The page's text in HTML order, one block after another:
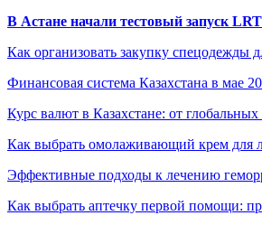
В Астане начали тестовый запуск
Как организовать закупку спецодежды
Финансовая система Казахстана в мае
Курс валют в Казахстане: от
Как выбрать омолаживающий крем для
Эффективные подходы к лечению
Как выбрать аптечку первой помощи: